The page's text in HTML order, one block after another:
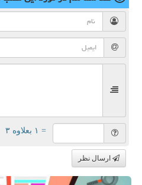
= ۱ بعلاوه ۳
ارسال نظر